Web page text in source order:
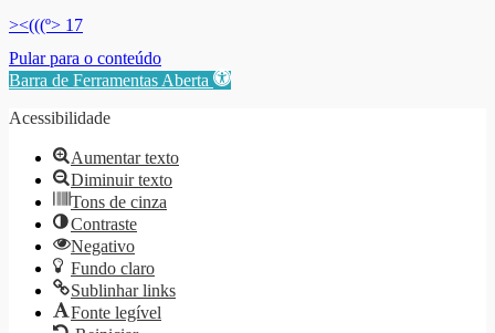
><(((º> 17
Pular para o conteúdo
Barra de Ferramentas Aberta
Acessibilidade
Aumentar texto
Diminuir texto
Tons de cinza
Contraste
Negativo
Fundo claro
Sublinhar links
Fonte legível